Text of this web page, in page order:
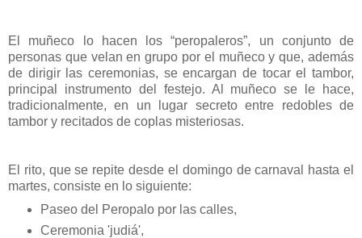
El muñeco lo hacen los “peropaleros”, un conjunto de
personas que velan en grupo por el muñeco y que, además
de dirigir las ceremonias, se encargan de tocar el tambor,
principal instrumento del festejo. Al muñeco se le hace,
tradicionalmente, en un lugar secreto entre redobles de
tambor y recitados de coplas misteriosas.
El rito, que se repite desde el domingo de carnaval hasta el
martes, consiste en lo siguiente:
Paseo del Peropalo por las calles,
Ceremonia 'judiá',